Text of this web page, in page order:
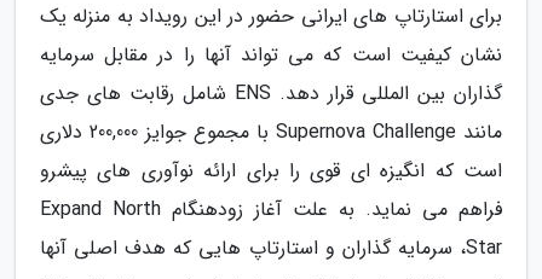
برای استارتاپ های ایرانی حضور در این رویداد به منزله یک
نشان کیفیت است که می تواند آنها را در مقابل سرمایه
گذاران بین المللی قرار دهد. ENS شامل رقابت های جدی
مانند Supernova Challenge با مجموع جوایز 200,000 دلاری
است که انگیزه ای قوی را برای ارائه نوآوری های پیشرو
فراهم می نماید. به علت آغاز زودهنگام Expand North
Star، سرمایه گذاران و استارتاپ هایی که هدف اصلی آنها